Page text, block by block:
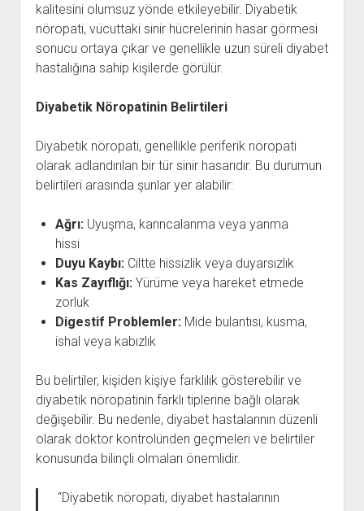
kalitesini olumsuz yönde etkileyebilir. Diyabetik
nöropati, vücuttaki sinir hücrelerinin hasar görmesi
sonucu ortaya çıkar ve genellikle uzun süreli diyabet
hastalığına sahip kişilerde görülür.
Diyabetik Nöropatinin Belirtileri
Diyabetik nöropati, genellikle periferik nöropati
olarak adlandırılan bir tür sinir hasarıdır. Bu durumun
belirtileri arasında şunlar yer alabilir:
Ağrı: Uyuşma, karıncalanma veya yanma
hissi
Duyu Kaybı: Ciltte hissizlik veya duyarsızlık
Kas Zayıflığı: Yürüme veya hareket etmede
zorluk
Digestif Problemler: Mide bulantısı, kusma,
ishal veya kabızlık
Bu belirtiler, kişiden kişiye farklılık gösterebilir ve
diyabetik nöropatinin farklı tiplerine bağlı olarak
değişebilir. Bu nedenle, diyabet hastalarının düzenli
olarak doktor kontrolünden geçmeleri ve belirtiler
konusunda bilinçli olmaları önemlidir.
“Diyabetik nöropati, diyabet hastalarının